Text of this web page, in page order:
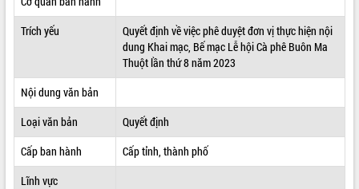
VĂN BẢN HĐND TỈNH
QUY HOẠCH - KẾ HOẠCH
Trích yếu
Quyết định về việc phê duyệt đơn vị thực hiện nội
dung Khai mạc, Bế mạc Lễ hội Cà phê Buôn Ma
Thuột lần thứ 8 năm 2023
Nội dung văn bản
Loại văn bản
Quyết định
Cấp ban hành
Cấp tỉnh, thành phố
Lĩnh vực